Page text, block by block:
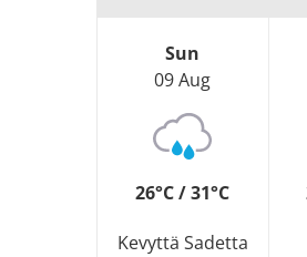
Sun
09 Aug
26°C / 31°C
Kevyttä Sadetta